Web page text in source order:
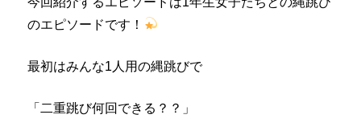
のエピソードです！
最初はみんな1人用の縄跳びで
「二重跳び何回できる？？」